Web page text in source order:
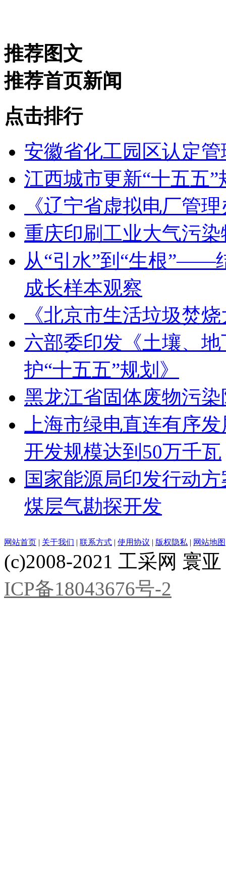
推荐图文
推荐首页新闻
点击排行
安徽省化工园区认定
江西城市更新“十五五
《辽宁省虚拟电厂管
重庆印刷工业大气污
从“引水”到“生根”——
成长样本观察
《北京市生活垃圾焚
六部委印发《土壤、
护“十五五”规划》
黑龙江省固体废物污
上海市绿电直连有序
开发规模达到50万千瓦
国家能源局印发行动
煤层气勘探开发
网站首页 | 关于我们 | 联系方式 | 使用协议 | 版权隐私 | 网站地图
(c)2008-2021 工采网 寰
ICP备18043676号-2